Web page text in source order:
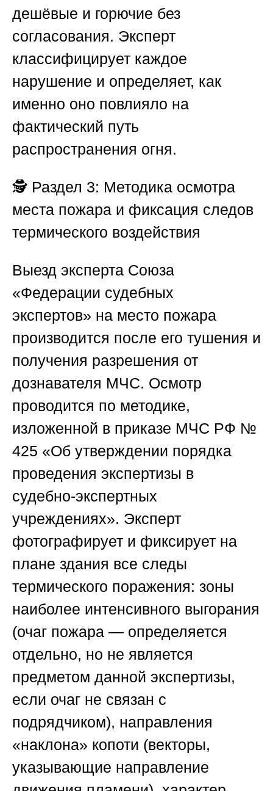
дешёвые и горючие без
согласования. Эксперт
классифицирует каждое
нарушение и определяет, как
именно оно повлияло на
фактический путь
распространения огня.
🕵️ Раздел 3: Методика осмотра
места пожара и фиксация следов
термического воздействия
Выезд эксперта Союза
«Федерации судебных
экспертов» на место пожара
производится после его тушения и
получения разрешения от
дознавателя МЧС. Осмотр
проводится по методике,
изложенной в приказе МЧС РФ №
425 «Об утверждении порядка
проведения экспертизы в
судебно-экспертных
учреждениях». Эксперт
фотографирует и фиксирует на
плане здания все следы
термического поражения: зоны
наиболее интенсивного выгорания
(очаг пожара — определяется
отдельно, но не является
предметом данной экспертизы,
если очаг не связан с
подрядчиком), направления
«наклона» копоти (векторы,
указывающие направление